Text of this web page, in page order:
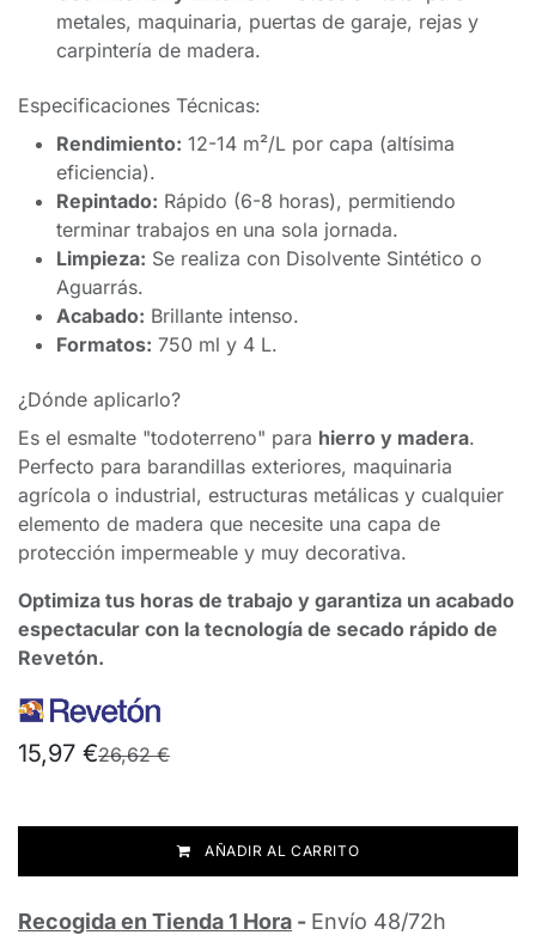
metales, maquinaria, puertas de garaje, rejas y
carpintería de madera.
Especificaciones Técnicas:
Rendimiento: 12-14 m²/L por capa (altísima
eficiencia).
Repintado: Rápido (6-8 horas), permitiendo
terminar trabajos en una sola jornada.
Limpieza: Se realiza con Disolvente Sintético o
Aguarrás.
Acabado: Brillante intenso.
Formatos: 750 ml y 4 L.
¿Dónde aplicarlo?
Es el esmalte "todoterreno" para hierro y madera.
Perfecto para barandillas exteriores, maquinaria
agrícola o industrial, estructuras metálicas y cualquier
elemento de madera que necesite una capa de
protección impermeable y muy decorativa.
Optimiza tus horas de trabajo y garantiza un acabado
espectacular con la tecnología de secado rápido de
Revetón.
15,97 €26,62€
AÑADIR AL CARRITO
Recogida en Tienda 1 Hora - Envío 48/72h